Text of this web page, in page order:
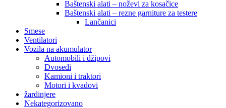
Baštenski alati – noževi za kosačice
Baštenski alati – rezne garniture za testere
Lančanici
Smese
Ventilatori
Vozila na akumulator
Automobili i džipovi
Dvosedi
Kamioni i traktori
Motori i kvadovi
žardinjere
Nekategorizovano